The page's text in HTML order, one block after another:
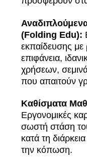
(Folding Edu):
εκπαίδευσης με
επιφάνεια,
χρήσεων,
που απαιτούν
Καθίσματα
Εργονομικές
σωστή στάση
κατά τη
την κόπωση.